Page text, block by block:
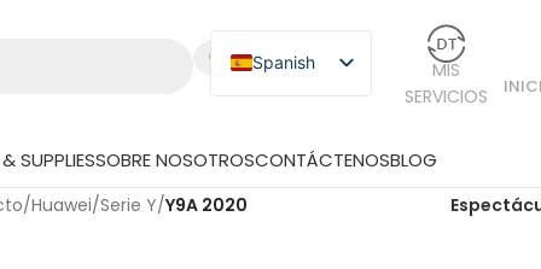
Spanish
English
MIS
SERVICIOS
SUPPLIESSOBRE NOSOTROSCONTÁCTENOSBLOG
/Huawei/Serie Y/Y9A 2020